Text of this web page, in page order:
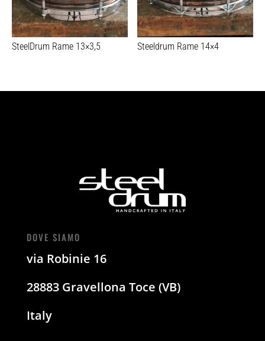
SteelDrum Rame 13×3,5 Steeldrum Rame 14×4
DOVE SIAMO
via Robinie 16
28883 Gravellona Toce (VB)
Italy